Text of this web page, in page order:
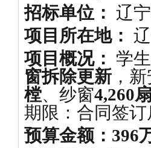
招标单位： 辽
项目所在地：
项目概况： 学
窗拆除更新 ，
樘、纱窗4,260扇
期限：合同签订
预算金额： 396